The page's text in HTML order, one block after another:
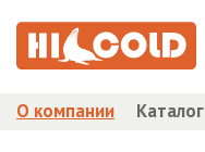
О компании Каталог